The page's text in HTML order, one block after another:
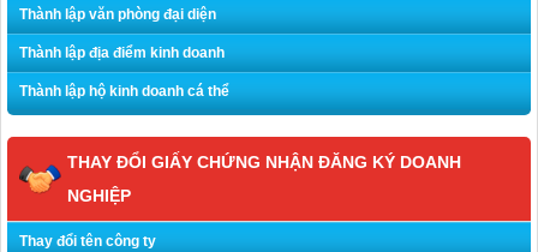
Thành lập văn phòng đại diện
Thành lập địa điểm kinh doanh
Thành lập hộ kinh doanh cá thể
THAY ĐỔI GIẤY CHỨNG NHẬN ĐĂNG KÝ DOANH
NGHIỆP
Thay đổi tên công ty